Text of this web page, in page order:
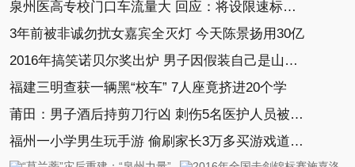
泉州医高专校门口车流量大 回应：将设限速标志(图)
3年前被非诚勿扰女嘉宾全灭灯 今天陈景扬用30亿
2016年搞笑诺贝尔奖出炉 男子因假装自己是山羊获奖
福建三明查获一辆黑“校车” 7人座竟挤进20个学
莆田：男子酒后持剪刀行凶 刺伤5名医护人员被刑拘
福州一小学男生玩手游 偷刷家长3万多买游戏道具(图)